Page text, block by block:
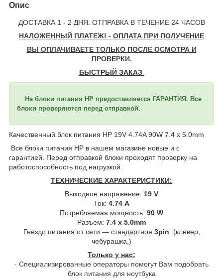
Опис
ДОСТАВКА 1 - 2 ДНЯ. ОТПРАВКА В ТЕЧЕНИЕ 24 ЧАСОВ
НАЛОЖЕННЫЙ ПЛАТЕЖ! - ОПЛАТА ПРИ ПОЛУЧЕНИЕ
ВЫ ОПЛАЧИВАЕТЕ ТОЛЬКО ПОСЛЕ ОСМОТРА И
ПРОВЕРКИ.
БЫСТРЫЙ ЗАКАЗ
На блоки питания HP предоставляется ГАРАНТИЯ. Все
блоки проверяются перед отправкой.
Качественный блок питания HP 19V 4.74A 90W 7.4 x 5.0mm
Все блоки питания HP в нашем магазине новые и с
гарантией. Перед отправкой блоки проходят проверку на
работоспособность под нагрузкой.
ТЕХНИЧЕСКИЕ ХАРАКТЕРИСТИКИ:
Выходное напряжение: 19 V
Ток: 4.74 A
Потребляемая мощность: 90 W
Разъем: 7.4 x 5.0mm
Гнездо питания от сети ― стандартное 3pin
(клевер,
чебурашка,)
Только у нас:
- Специализированные операторы помогут Вам подобрать
блок питания для ноутбука